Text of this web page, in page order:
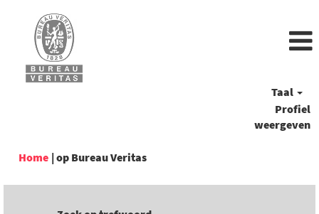
Taal
Profiel
weergeven
Home | op Bureau Veritas(huidige